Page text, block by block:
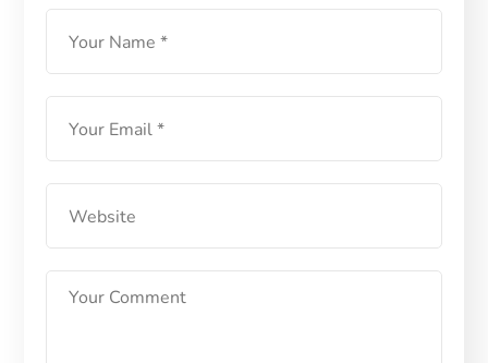
LEARN MORE